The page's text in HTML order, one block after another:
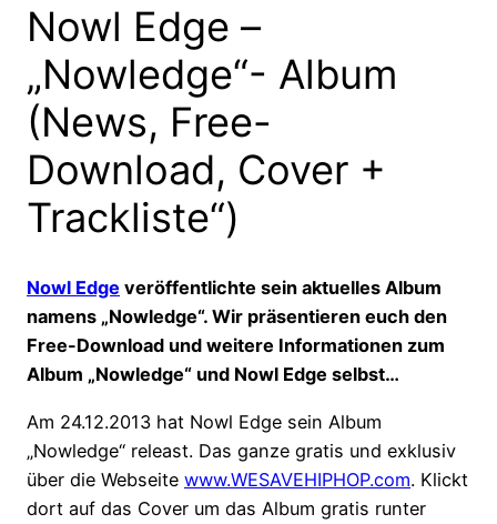
Nowl Edge –
„Nowledge“- Album
(News, Free-
Download, Cover +
Trackliste“)
Nowl Edge veröffentlichte sein aktuelles Album
namens „Nowledge“. Wir präsentieren euch den
Free-Download und weitere Informationen zum
Album „Nowledge“ und Nowl Edge selbst…
Am 24.12.2013 hat Nowl Edge sein Album
„Nowledge“ releast. Das ganze gratis und exklusiv
über die Webseite www.WESAVEHIPHOP.com. Klickt
dort auf das Cover um das Album gratis runter